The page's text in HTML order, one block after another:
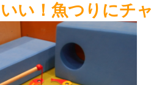
い！魚つりにチ